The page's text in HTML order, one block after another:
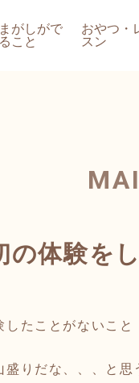
がしがで
こと
おやつ・
スン
の体験を
したことがないこと
盛りだな、、、と思